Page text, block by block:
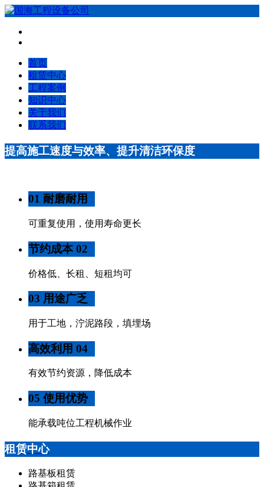
首页
租赁中心
工程案例
知识中心
关于我们
联系我们
提高施工速度与效率、提升清洁环保度
01 耐磨耐用
可重复使用，使用寿命更长
节约成本 02
价格低、长租、短租均可
03 用途广乏
用于工地，泞泥路段，填埋场
高效利用 04
有效节约资源，降低成本
05 使用优势
能承载吨位工程机械作业
租赁中心
路基板租赁